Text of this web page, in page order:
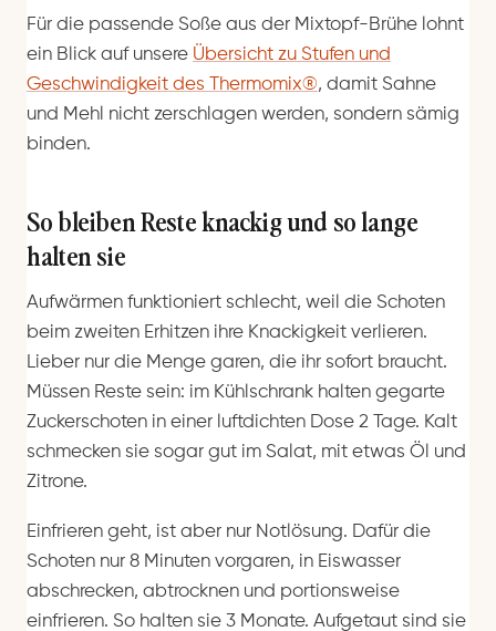
Für die passende Soße aus der Mixtopf-Brühe lohnt
ein Blick auf unsere Übersicht zu Stufen und
Geschwindigkeit des Thermomix®, damit Sahne
und Mehl nicht zerschlagen werden, sondern sämig
binden.
So bleiben Reste knackig und so lange
halten sie
Aufwärmen funktioniert schlecht, weil die Schoten
beim zweiten Erhitzen ihre Knackigkeit verlieren.
Lieber nur die Menge garen, die ihr sofort braucht.
Müssen Reste sein: im Kühlschrank halten gegarte
Zuckerschoten in einer luftdichten Dose 2 Tage. Kalt
schmecken sie sogar gut im Salat, mit etwas Öl und
Zitrone.
Einfrieren geht, ist aber nur Notlösung. Dafür die
Schoten nur 8 Minuten vorgaren, in Eiswasser
abschrecken, abtrocknen und portionsweise
einfrieren. So halten sie 3 Monate. Aufgetaut sind sie